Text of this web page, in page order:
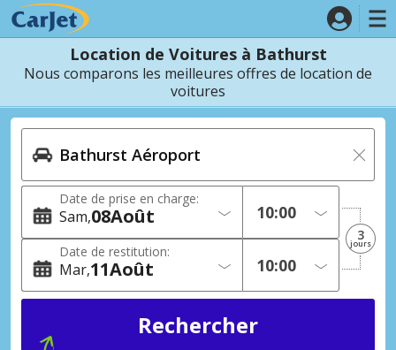
Location de Voitures à Bathurst
Nous comparons les meilleures offres de location de
voitures
Date de prise en charge:
Sam 08Août
Date de restitution:
Mar 11Août
3
jours